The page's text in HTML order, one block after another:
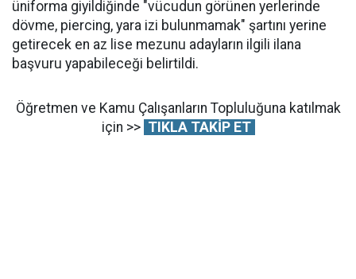
üniforma giyildiğinde "vücudun görünen yerlerinde
dövme, piercing, yara izi bulunmamak" şartını yerine
getirecek en az lise mezunu adayların ilgili ilana
başvuru yapabileceği belirtildi.
Öğretmen ve Kamu Çalışanların Topluluğuna katılmak
için >> TIKLA TAKİP ET